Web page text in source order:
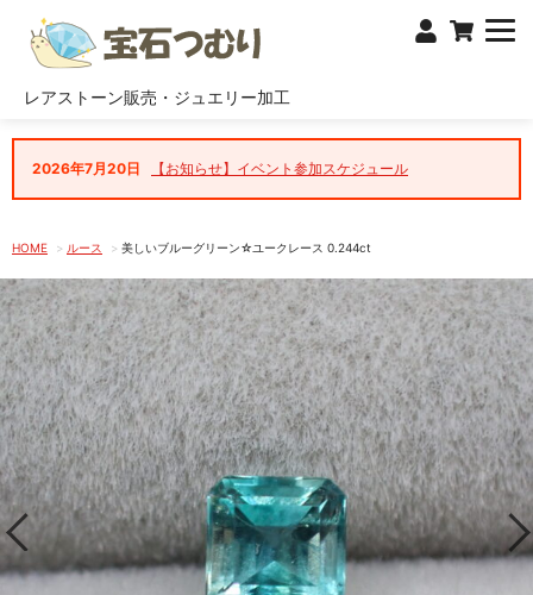
レアストーン販売・ジュエリー加工
2026年7月20日 【お知らせ】イベント参加スケジュール
HOME ルース 美しいブルーグリーン☆ユークレース 0.244ct